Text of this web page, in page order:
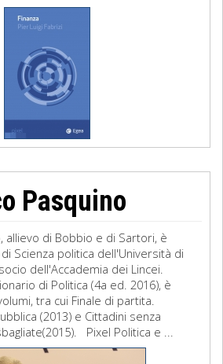
Pasquino
allievo di Bobbio e di Sartori, è
Scienza politica dell'Università di
dell'Accademia dei Lincei.
di Politica (4a ed. 2016), è
tra cui Finale di partita.
(2013) e Cittadini senza
Pixel Politica e ...